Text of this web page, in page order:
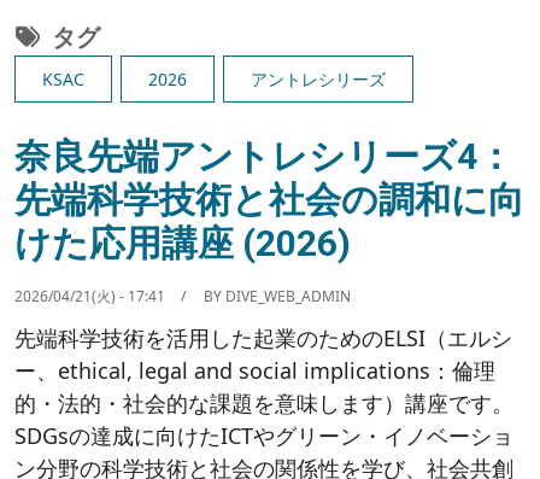
タグ
KSAC 2026 アントレシリーズ
奈良先端アントレシリーズ4：
先端科学技術と社会の調和に向
けた応用講座 (2026)
2026/04/21(火) - 17:41 BY DIVE_WEB_ADMIN
先端科学技術を活用した起業のためのELSI（エルシ
ー、ethical, legal and social implications：倫理
的・法的・社会的な課題を意味します）講座です。
SDGsの達成に向けたICTやグリーン・イノベーショ
ン分野の科学技術と社会の関係性を学び、社会共創